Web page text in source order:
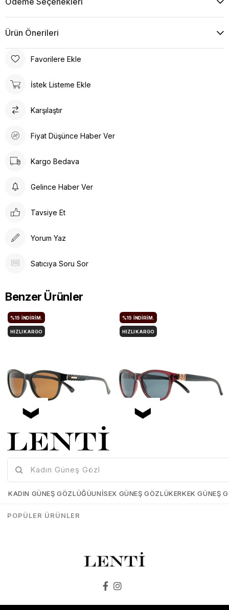
Ürün Önerileri
Favorilere Ekle
İstek Listeme Ekle
Karşılaştır
Fiyat Düşünce Haber Ver
Kargo Bedava
Gelince Haber Ver
Tavsiye Et
Yorum Yaz
Satıcıya Soru Sor
Benzer Ürünler
Mia-Maria-OF127-C2-56
%15 İNDIRIM.
HIZLI KARGO
Mia-Maria-OF126-C3-56
%15 İNDIRIM.
HIZLI KARGO
KADIN GÜNEŞ GÖZLÜĞÜUNISEX GÜNEŞ GÖZLÜKERKEK GÜNEŞ
POPÜLER ÜRÜNLER